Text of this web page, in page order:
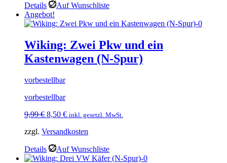
Details
Auf Wunschliste
Angebot!
Wiking: Zwei Pkw und ein
Kastenwagen (N-Spur)
vorbestellbar
vorbestellbar
9,99€ Ursprünglicher
war:
8,50 €Aktueller
ist:
inkl. gesetzl. MwSt.
zzgl. Versandkosten
Details Auf Wunschliste